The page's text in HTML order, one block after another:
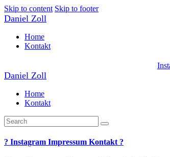
Skip to content Skip to footer
Daniel Zoll
Home
Kontakt
Daniel Zoll
Home
Kontakt
? Instagram Impressum Kontakt ?